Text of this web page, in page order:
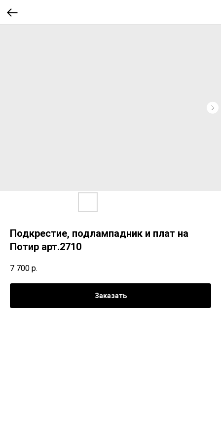
Подкрестие, подлампадник и плат на
Потир арт.2710
7 700 р.
Заказать